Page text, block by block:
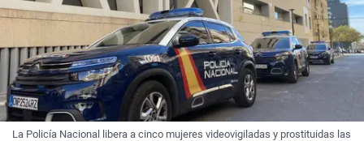
La Policía Nacional libera a cinco mujeres videovigiladas y prostituidas las